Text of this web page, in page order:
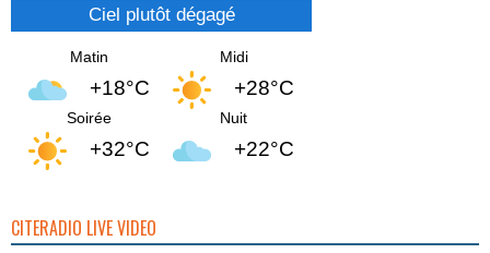
Ciel plutôt dégagé
Matin
+18°C
Midi
+28°C
Soirée
+32°C
Nuit
+22°C
CITERADIO LIVE VIDEO